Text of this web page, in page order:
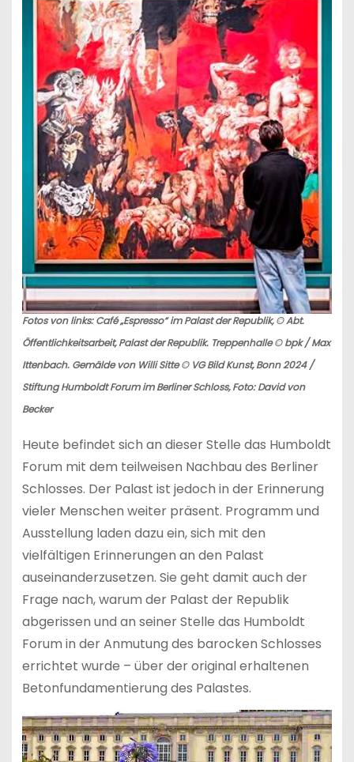
Fotos von links: Café „Espresso“ im Palast der Republik, © Abt.
Öffentlichkeitsarbeit, Palast der Republik. Treppenhalle © bpk / Max
Ittenbach. Gemälde von Willi Sitte © VG Bild Kunst, Bonn 2024 /
Stiftung Humboldt Forum im Berliner Schloss, Foto: David von
Becker
Heute befindet sich an dieser Stelle das Humboldt
Forum mit dem teilweisen Nachbau des Berliner
Schlosses. Der Palast ist jedoch in der Erinnerung
vieler Menschen weiter präsent. Programm und
Ausstellung laden dazu ein, sich mit den
vielfältigen Erinnerungen an den Palast
auseinanderzusetzen. Sie geht damit auch der
Frage nach, warum der Palast der Republik
abgerissen und an seiner Stelle das Humboldt
Forum in der Anmutung des barocken Schlosses
errichtet wurde – über der original erhaltenen
Betonfundamentierung des Palastes.